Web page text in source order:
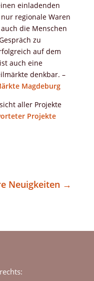
einladenden
regionale Waren
die Menschen
zu
auf dem
auch eine
denkbar. –
Magdeburg
aller Projekte
Projekte
Neuigkeiten →